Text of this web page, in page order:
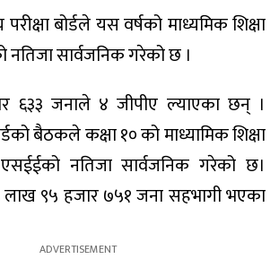
परीक्षा बोर्डले यस वर्षको माध्यमिक शिक्षा
नतिजा सार्वजनिक गरेको छ ।
६३३ जनाले ४ जीपीए ल्याएका छन् ।
बैठकले कक्षा १० को माध्यामिक शिक्षा
नतिजा सार्वजनिक गरेको छ।
९५ हजार ७५१ जना सहभागी भएका